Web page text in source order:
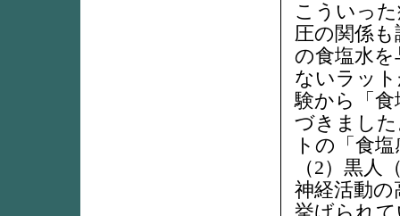
こういっ
圧の関係
の食塩水
ないラッ
験から「
づきまし
トの「食
（2）黒人
神経活動